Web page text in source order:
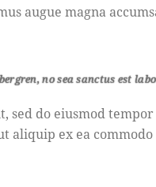
augue magna
no sea sanctus est
sed do eiusmod
aliquip ex ea